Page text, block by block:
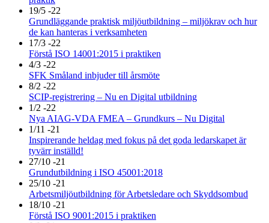
19/5 -22
Grundläggande praktisk miljöutbildning – miljökrav och hur
de kan hanteras i verksamheten
17/3 -22
Förstå ISO 14001:2015 i praktiken
4/3 -22
SFK Småland inbjuder till årsmöte
8/2 -22
SCIP-registrering – Nu en Digital utbildning
1/2 -22
Nya AIAG-VDA FMEA – Grundkurs – Nu Digital
1/11 -21
Inspirerande heldag med fokus på det goda ledarskapet är
tyvärr inställd!
27/10 -21
Grundutbildning i ISO 45001:2018
25/10 -21
Arbetsmiljöutbildning för Arbetsledare och Skyddsombud
18/10 -21
Förstå ISO 9001:2015 i praktiken